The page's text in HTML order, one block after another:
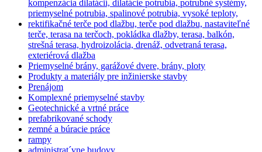
kompenzácia dilatácií, dilatácie potrubia, potrubné systémy,
priemyselné potrubia, spalinové potrubia, vysoké teploty,
rektifikačné terče pod dlažbu, terče pod dlažbu, nastaviteľné
terče, terasa na terčoch, pokládka dlažby, terasa, balkón,
strešná terasa, hydroizolácia, drenáž, odvetraná terasa,
exteriérová dlažba
Priemyselné brány, garážové dvere, brány, ploty
Produkty a materiály pre inžinierske stavby
Prenájom
Komplexné priemyselné stavby
Geotechnické a vrtné práce
prefabrikované schody
zemné a búracie práce
rampy
administrat´vne budovy